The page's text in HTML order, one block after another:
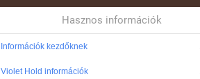
Hasznos információk
Információk kezdőknek
Violet Hold információk